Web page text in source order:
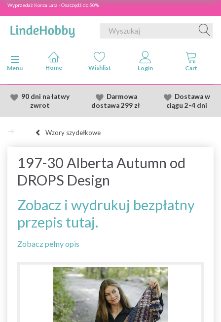
Wyprzedaż Konca Lata - Oszczędź do 50%
Przełącz nawigację
Menu
90 dni na łatwy
zwrot
Darmowa
dostawa299 zł
Dostawaw
ciągu 2-4 dni
Wzory szydełkowe
197-30 Alberta Autumn od
DROPS Design
Zobacz i wydrukuj bezpłatny
przepis tutaj.
Zobacz pełny opis